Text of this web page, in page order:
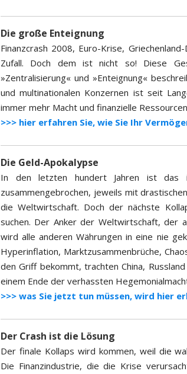
Die große Enteignung
Finanzcrash 2008, Euro-Krise,
Zufall. Doch dem ist nicht so! Diese
»Zentralisierung« und »Enteignung«
und multinationalen Konzernen ist seit
immer mehr Macht und finanzielle
>>> hier erfahren Sie, wie Sie Ihr
Die Geld-Apokalypse
In den letzten hundert Jahren ist das
zusammengebrochen, jeweils mit
die Weltwirtschaft. Doch der nächste
suchen. Der Anker der Weltwirtschaft, der
wird alle anderen Währungen in eine nie
Hyperinflation, Marktzusammenbrüche,
den Griff bekommt, trachten China,
einem Ende der verhassten
>>> was Sie jetzt tun müssen, wird hier
Der Crash ist die Lösung
Der finale Kollaps wird kommen, weil die
Die Finanzindustrie, die die Krise